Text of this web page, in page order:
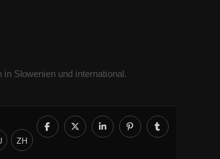
in Slowenien und international.
ZH